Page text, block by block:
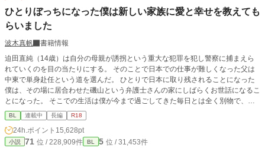
ひとりぼっちになった僕は新しい家族に愛と幸せを教えても
らいました
波木真帆
書籍情報
迫田直純（14歳）は自分の母親が誘拐という重大な犯罪を犯し警察に捕まえら
れていくのを目の当たりにする。 そのことで日本での仕事が難しくなった父は
中東で単身赴任という道を選んだ。 ひとりで日本に取り残されることになった
僕は、その場に居合わせた磯山という弁護士さんの家にしばらくお世話になるこ
とになった。 そこでの生活は僕が今まで過ごしてきた毎日とは全く別物で、最
初は戸惑いつつも次第にこれが幸せなのかと感じるようになった。 そんな時、
磯山先生の甥っ子さんが一緒に暮らすようになって……。 母親に洗脳され抑圧
的な生活をしてきた直純と、直純に好意を持つ高校生の昇との可愛らしい恋のお
話です。 こちらは『歩けなくなったお荷物な僕がセレブなイケメン社長に甘々
BL 連載中 長編 R18
24h.ポイント 15,628pt
小説 71 位 / 228,909件 BL 5 位 / 31,453件